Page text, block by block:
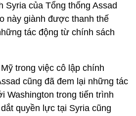
Syria của Tổng thống Assad
này giành được thanh thế
tác động từ chính sách
trong việc cô lập chính
cũng đã đem lại những tác
Washington trong tiến trình
quyền lực tại Syria cũng